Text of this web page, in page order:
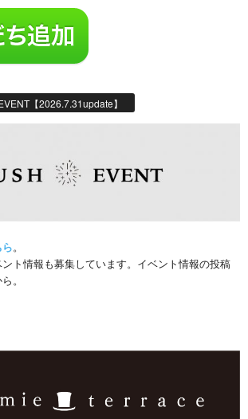
【2026.7.31update】
。
ト情報も募集しています。イベント情報の投稿
。